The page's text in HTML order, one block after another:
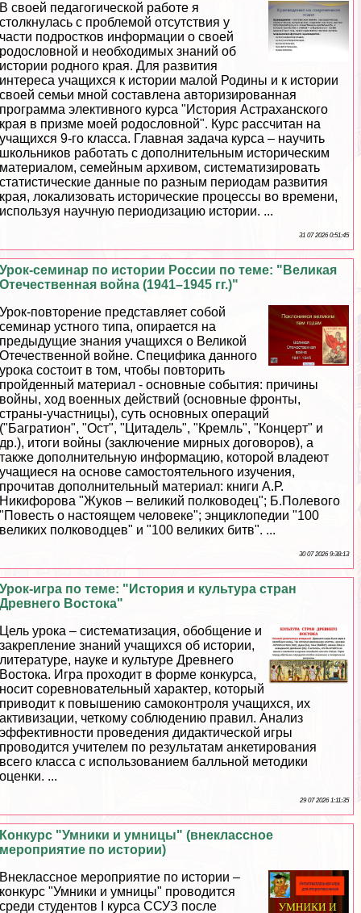
В своей педагогической работе я
столкнулась с проблемой отсутствия у
части подростков информации о своей
родословной и необходимых знаний об
истории родного края. Для развития
интереса учащихся к истории малой Родины и к истории
своей семьи мной составлена авторизированная
программа элективного курса "История Астpaxaнского
края в призме моей родословной". Курс рассчитан на
учащихся 9-го класса. Главная задача курса – научить
школьников работать с дополнительным историческим
материалом, семейным архивом, систематизировать
статистические данные по разным периодам развития
края, локализовать исторические процессы во времени,
используя научную периодизацию истории. ...
31 07 2026 0:51:45
Урок-семинар по истории России по теме: "Великая
Отечественная война (1941–1945 гг.)"
Урок-повторение представляет собой
семинар устного типа, опирается на
предыдущие знания учащихся о Великой
Отечественной войне. Специфика данного
урока состоит в том, чтобы повторить
пройденный материал - основные события: причины
войны, ход военных действий (основные фронты,
страны-участницы), суть основных операций
("Багратион", "Ост", "Цитадель", "Кремль", "Концерт" и
др.), итоги войны (заключение мирных договоров), а
также дополнительную информацию, которой владеют
учащиеся на основе самостоятельного изучения,
прочитав дополнительный материал: книги А.Р.
Никифорова "Жуков – великий полководец"; Б.Полевого
"Повесть о настоящем человеке"; энциклопедии "100
великих полководцев" и "100 великих битв". ...
30 07 2026 9:38:13
Урок-игра по теме: "История и культура стран
Древнего Востока"
Цель урока – систематизация, обобщение и
закрепление знаний учащихся об истории,
литературе, науке и культуре Древнего
Востока. Игра проходит в форме конкурса,
носит соревновательный хаpaктер, который
приводит к повышению самоконтроля учащихся, их
активизации, четкому соблюдению правил. Анализ
эффективности проведения дидактической игры
проводится учителем по результатам анкетирования
всего класса с использованием балльной методики
оценки. ...
29 07 2026 1:11:35
Конкурс "Умники и умницы" (внеклассное
мероприятие по истории)
Внеклассное мероприятие по истории –
конкурс "Умники и умницы" проводится
среди студентов I курса ССУЗ после